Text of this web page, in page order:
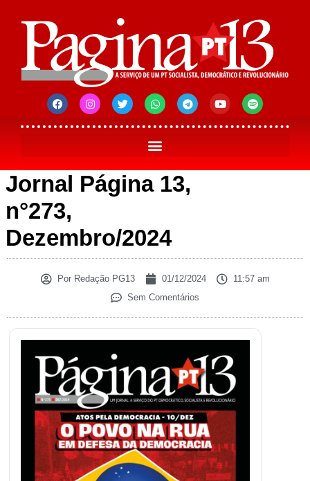
Jornal Página 13,
n°273,
Dezembro/2024
PorRedação PG13 01/12/2024
11:57 am
Sem Comentários